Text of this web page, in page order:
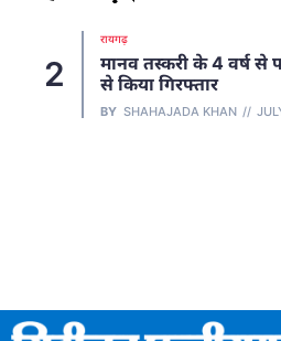
2
रायगढ़
मानव तस्करी के 4 वर्ष से
से किया गिरफ्तार
BY SHAHAJADA KHAN